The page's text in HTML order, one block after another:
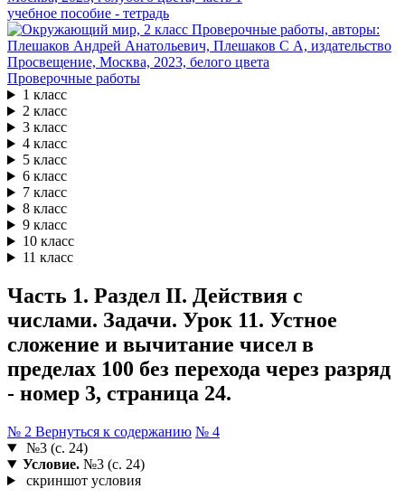
учебное пособие - тетрадь
Проверочные работы
1 класс
2 класс
3 класс
4 класс
5 класс
6 класс
7 класс
8 класс
9 класс
10 класс
11 класс
Часть 1. Раздел II. Действия с
числами. Задачи. Урок 11. Устное
сложение и вычитание чисел в
пределах 100 без перехода через разряд
- номер 3, страница 24.
№ 2 Вернуться к содержанию № 4
№3 (с. 24)
Условие.№3 (с. 24)
скриншот условия